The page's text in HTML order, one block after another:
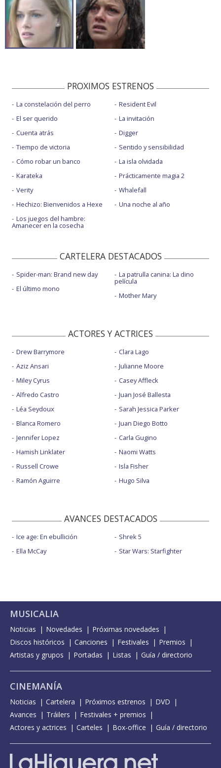
PROXIMOS ESTRENOS
La constelación del perro
El ser querido
Cuenta atrás
Tiempo de victoria
Cómo robar un banco
Karateka
Verity
Hechizo: Bienvenidos a Hexe
Los juegos del hambre:
Amanecer en la cosecha
Resident Evil
La invitación
Digger
Sentido y sensibilidad
La isla olvidada
Prácticamente magia 2
Whalefall
Una noche al año
CARTELERA DESTACADOS
Spider-man: Brand new day
El último mono
La patrulla canina: La dino
película
Mother Mary
ACTORES Y ACTRICES
Drew Barrymore
Aziz Ansari
Miley Cyrus
Alfredo Castro
Léa Seydoux
Blanca Romero
Jennifer Lopez
Hamish Linklater
Russell Crowe
Ramón Aguirre
Clara Lago
Julianne Moore
Casey Affleck
Juan José Ballesta
Sarah Jessica Parker
Juan Diego Botto
Carla Gugino
Naomi Watts
Isla Fisher
Hugo Silva
AVANCES DESTACADOS
Ice age: En ebullición
Ella McCay
Shrek 5
Star Wars: Starfighter
MUSICALIA
Noticias Novedades
Próximas novedades
Discos históricos
Canciones Festivales
Premios
Artistas y grupos
Portadas Listas Guía / directorio
CINEMANÍA
Noticias Cartelera Próximos estrenos
DVD
Avances
Tráilers
Festivales + premios
Actores y actrices
Carteles Box-office Guía / directorio